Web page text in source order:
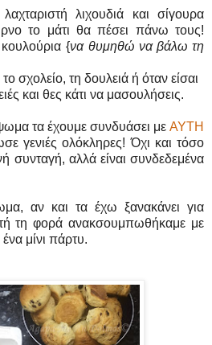
λιχουδιά και σίγουρα
το μάτι θα πέσει πάνω τους!
{να θυμηθώ να βάλω τη
σχολείο, τη δουλειά ή όταν είσαι
και θες κάτι να μασουλήσεις.
τα έχουμε συνδυάσει με AYTH
γενιές ολόκληρες! Όχι και τόσο
συνταγή, αλλά είναι συνδεδεμένα
αν και τα έχω ξανακάνει για
τη φορά ανακσουμπωθήκαμε με
μίνι πάρτυ.